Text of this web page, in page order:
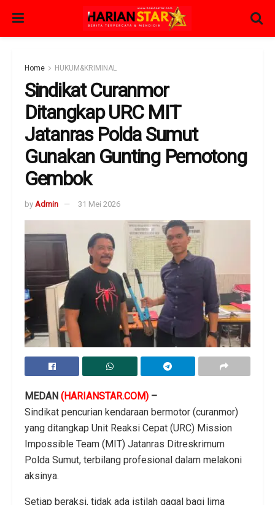
Home HUKUM&KRIMINAL
Sindikat Curanmor
Ditangkap URC MIT
Jatanras Polda Sumut
Gunakan Gunting Pemotong
Gembok
by Admin 31 Mei 2026
MEDAN (HARIANSTAR.COM) –
Sindikat pencurian kendaraan bermotor (curanmor)
yang ditangkap Unit Reaksi Cepat (URC) Mission
Impossible Team (MIT) Jatanras Ditreskrimum
Polda Sumut, terbilang profesional dalam melakoni
aksinya.
Setiap beraksi, tidak ada istilah gagal bagi lima